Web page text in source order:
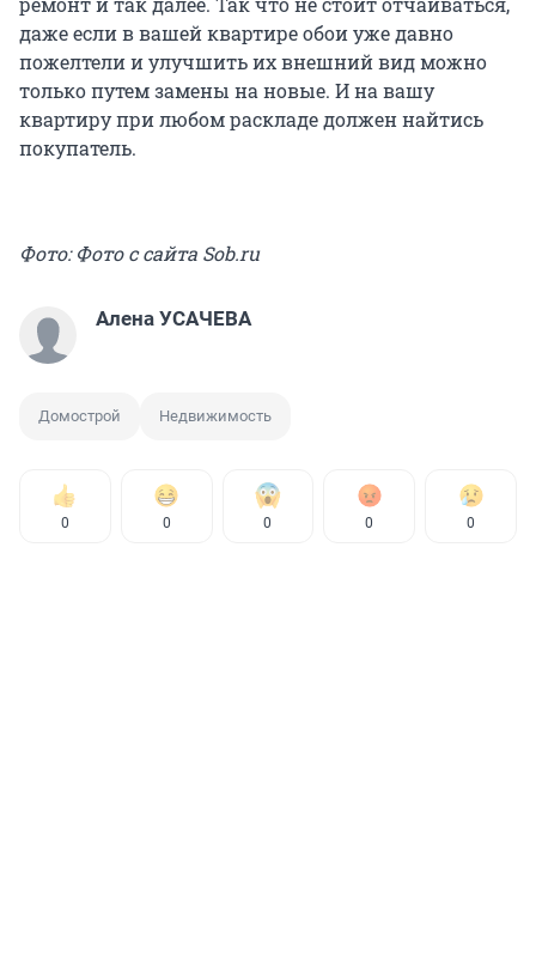
даже если в вашей квартире обои уже давно
пожелтели и улучшить их внешний вид можно
только путем замены на новые. И на вашу
квартиру при любом раскладе должен найтись
покупатель.
Фото: Фото с сайта Sob.ru
Алена УСАЧЕВА
Домострой Недвижимость
0 0 0 0 0